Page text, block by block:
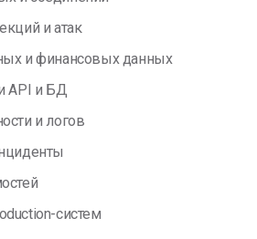
и атак
и финансовых данных
API и БД
и логов
систем